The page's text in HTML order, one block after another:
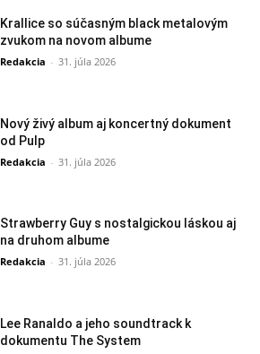
Krallice so súčasným black metalovým
zvukom na novom albume
Redakcia - 31. júla 2026
Nový živý album aj koncertný dokument
od Pulp
Redakcia - 31. júla 2026
Strawberry Guy s nostalgickou láskou aj
na druhom albume
Redakcia - 31. júla 2026
Lee Ranaldo a jeho soundtrack k
dokumentu The System